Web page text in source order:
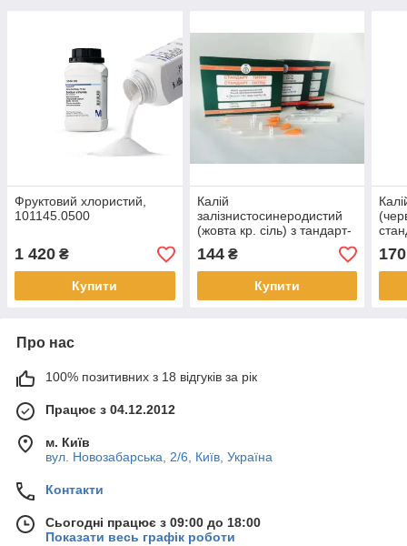
Фруктовий хлористий,
101145.0500
1 420 ₴
Купити
Калій
залізнистосинеродистий
(жовта кр. сіль) з тандарт-
титр
144₴
Купити
170
Про нас
100% позитивних з 18 відгуків за рік
Працює з 04.12.2012
м. Київ
вул. Новозабарська, 2/6, Київ, Україна
Контакти
Сьогодні працює з 09:00 до 18:00
Показати весь графік роботи